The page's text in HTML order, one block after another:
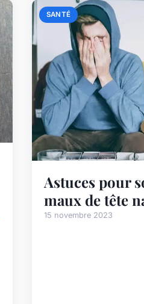
SANTÉ
Astuces pour
maux de tête
15 novembre 2023